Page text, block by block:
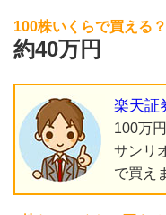
100株いくらで買える？
約40万円
楽天証
100万
サンリ
で買え